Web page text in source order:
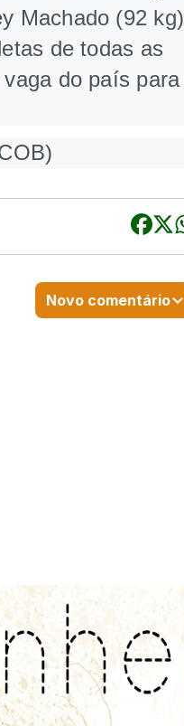
Machado (92 kg)
de todas as
do país para
Novo comentário